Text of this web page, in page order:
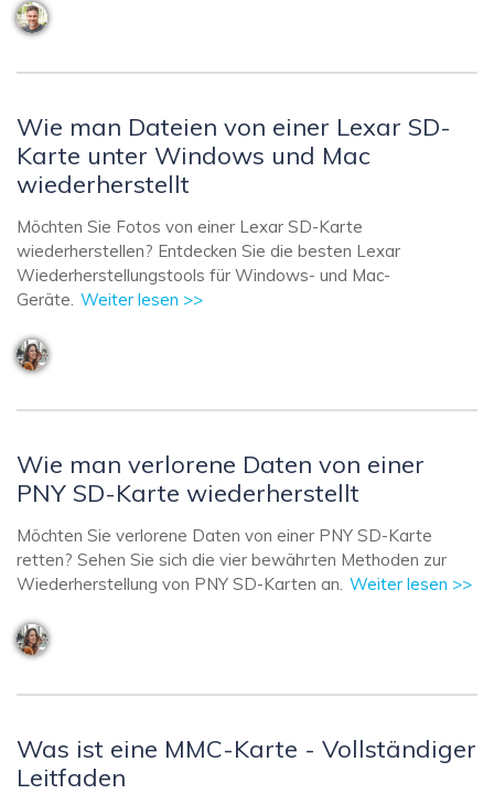
Wie man Dateien von einer Lexar SD-
Karte unter Windows und Mac
wiederherstellt
Möchten Sie Fotos von einer Lexar SD-Karte
wiederherstellen? Entdecken Sie die besten Lexar
Wiederherstellungstools für Windows- und Mac-
Geräte. Weiter lesen >>
Wie man verlorene Daten von einer
PNY SD-Karte wiederherstellt
Möchten Sie verlorene Daten von einer PNY SD-Karte
retten? Sehen Sie sich die vier bewährten Methoden zur
Wiederherstellung von PNY SD-Karten an. Weiter lesen >>
Was ist eine MMC-Karte - Vollständiger
Leitfaden